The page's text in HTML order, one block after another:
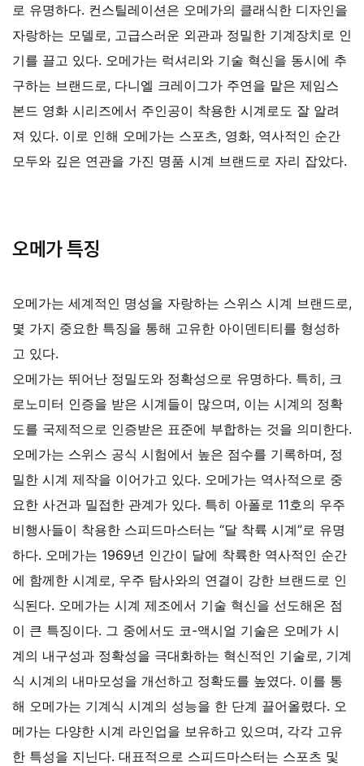
로 유명하다. 컨스틸레이션은 오메가의 클래식한 디자인을
자랑하는 모델로, 고급스러운 외관과 정밀한 기계장치로 인
기를 끌고 있다. 오메가는 럭셔리와 기술 혁신을 동시에 추
구하는 브랜드로, 다니엘 크레이그가 주연을 맡은 제임스
본드 영화 시리즈에서 주인공이 착용한 시계로도 잘 알려
져 있다. 이로 인해 오메가는 스포츠, 영화, 역사적인 순간
모두와 깊은 연관을 가진 명품 시계 브랜드로 자리 잡았다.
오메가 특징
오메가는 세계적인 명성을 자랑하는 스위스 시계 브랜드로,
몇 가지 중요한 특징을 통해 고유한 아이덴티티를 형성하
고 있다.
오메가는 뛰어난 정밀도와 정확성으로 유명하다. 특히, 크
로노미터 인증을 받은 시계들이 많으며, 이는 시계의 정확
도를 국제적으로 인증받은 표준에 부합하는 것을 의미한다.
오메가는 스위스 공식 시험에서 높은 점수를 기록하며, 정
밀한 시계 제작을 이어가고 있다. 오메가는 역사적으로 중
요한 사건과 밀접한 관계가 있다. 특히 아폴로 11호의 우주
비행사들이 착용한 스피드마스터는 “달 착륙 시계”로 유명
하다. 오메가는 1969년 인간이 달에 착륙한 역사적인 순간
에 함께한 시계로, 우주 탐사와의 연결이 강한 브랜드로 인
식된다. 오메가는 시계 제조에서 기술 혁신을 선도해온 점
이 큰 특징이다. 그 중에서도 코-액시얼 기술은 오메가 시
계의 내구성과 정확성을 극대화하는 혁신적인 기술로, 기계
식 시계의 내마모성을 개선하고 정확도를 높였다. 이를 통
해 오메가는 기계식 시계의 성능을 한 단계 끌어올렸다. 오
메가는 다양한 시계 라인업을 보유하고 있으며, 각각 고유
한 특성을 지닌다. 대표적으로 스피드마스터는 스포츠 및